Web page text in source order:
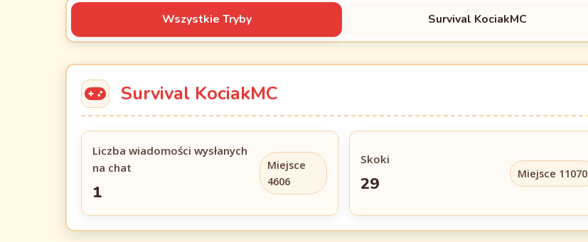
Wszystkie Tryby Survival KociakMC
Survival KociakMC
Liczba wiadomości wysłanych
na chat
1
Miejsce
4606
Skoki
29 Miejsce 11070